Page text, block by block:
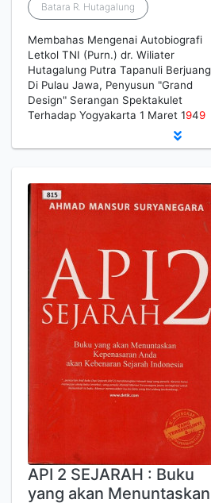
Batara R. Hutagalung
Membahas Mengenai Autobiografi
Letkol TNI (Purn.) dr. Wiliater
Hutagalung Putra Tapanuli Berjuang
Di Pulau Jawa, Penyusun "Grand
Design" Serangan Spektakulet
Terhadap Yogyakarta 1 Maret 1949
API 2 SEJARAH : Buku
yang akan Menuntaskan